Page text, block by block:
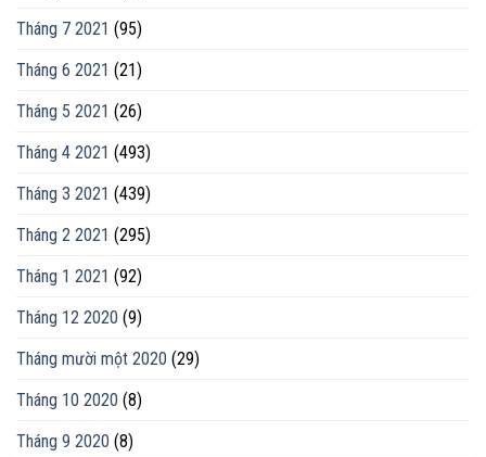
Tháng 7 2021 (95)
Tháng 6 2021 (21)
Tháng 5 2021 (26)
Tháng 4 2021 (493)
Tháng 3 2021 (439)
Tháng 2 2021 (295)
Tháng 1 2021 (92)
Tháng 12 2020 (9)
Tháng mười một 2020 (29)
Tháng 10 2020 (8)
Tháng 9 2020 (8)